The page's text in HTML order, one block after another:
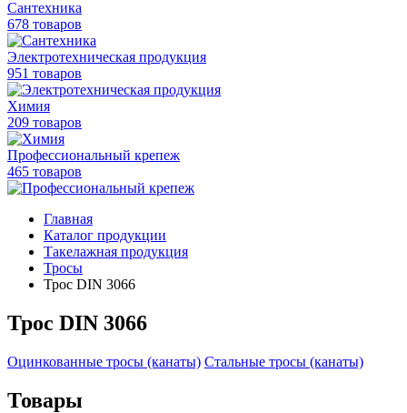
Сантехника
678 товаров
Электротехническая продукция
951 товаров
Химия
209 товаров
Профессиональный крепеж
465 товаров
Главная
Каталог продукции
Такелажная продукция
Тросы
Трос DIN 3066
Трос DIN 3066
Оцинкованные тросы (канаты) Стальные тросы (канаты)
Товары